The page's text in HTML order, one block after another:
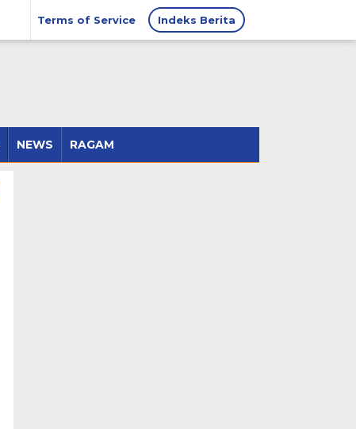
Terms of Service Indeks Berita
NEWS RAGAM